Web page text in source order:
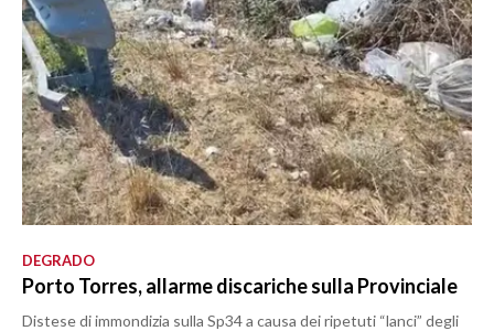
DEGRADO
Porto Torres, allarme discariche sulla Provinciale
Distese di immondizia sulla Sp34 a causa dei ripetuti “lanci” degli